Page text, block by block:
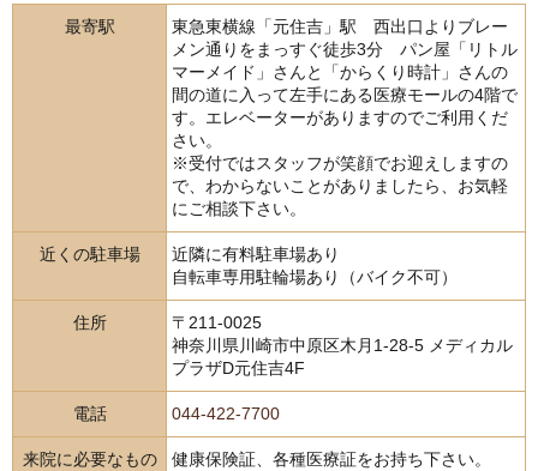
最寄駅
東急東横線「元住吉」駅 西出口よりブレー
メン通りをまっすぐ徒歩3分 パン屋「リトル
マーメイド」さんと「からくり時計」さんの
間の道に入って左手にある医療モールの4階で
す。エレベーターがありますのでご利用くだ
さい。
※受付ではスタッフが笑顔でお迎えしますの
で、わからないことがありましたら、お気軽
にご相談下さい。
近くの駐車場
近隣に有料駐車場あり
自転車専用駐輪場あり（バイク不可）
住所
〒211-0025
神奈川県川崎市中原区木月1-28-5 メディカル
プラザD元住吉4F
電話 044-422-7700
来院に必要なもの
健康保険証、各種医療証をお持ち下さい。